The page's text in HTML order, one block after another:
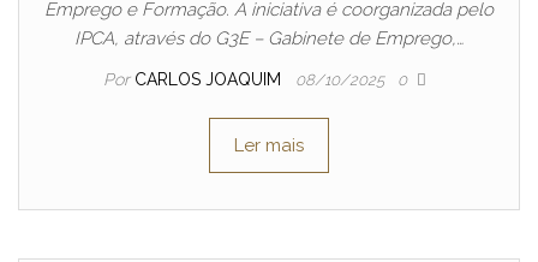
Emprego e Formação. A iniciativa é coorganizada pelo
IPCA, através do G3E – Gabinete de Emprego,…
Por CARLOS JOAQUIM 08/10/2025 0
Ler mais